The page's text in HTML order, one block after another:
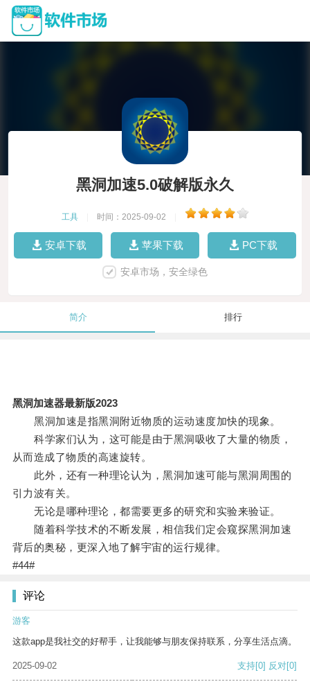
黑洞加速5.0破解版永久
工具 时间：2025-09-02
安卓下载 苹果下载 PC下载
安卓市场，安全绿色
简介 排行
黑洞加速器最新版2023
黑洞加速是指黑洞附近物质的运动速度加快的现象。
科学家们认为，这可能是由于黑洞吸收了大量的物质，
从而造成了物质的高速旋转。
此外，还有一种理论认为，黑洞加速可能与黑洞周围的
引力波有关。
无论是哪种理论，都需要更多的研究和实验来验证。
随着科学技术的不断发展，相信我们定会窥探黑洞加速
背后的奥秘，更深入地了解宇宙的运行规律。
#44#
评论
游客
这款app是我社交的好帮手，让我能够与朋友保持联系，分享生活点滴。
2025-09-02 支持[0] 反对[0]